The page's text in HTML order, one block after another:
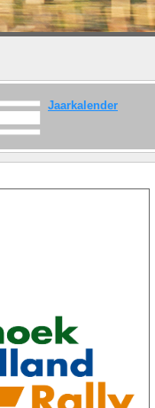
Jaarkalender